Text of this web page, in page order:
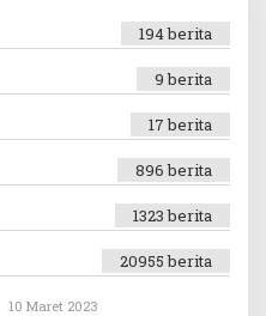
194 berita
9 berita
17 berita
896 berita
1323 berita
20955 berita
10 Maret 2023